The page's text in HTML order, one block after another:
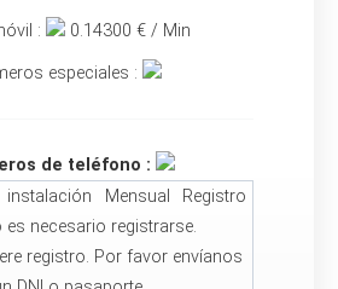
: 0.14300 € / Min
especiales :
de teléfono :
instalación Mensual
Registro
es necesario registrarse.
registro. Por favor envíanos